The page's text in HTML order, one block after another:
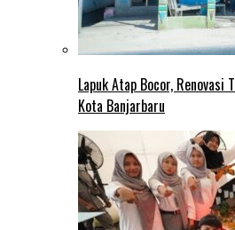
Lapuk Atap Bocor, Renovasi
Kota Banjarbaru